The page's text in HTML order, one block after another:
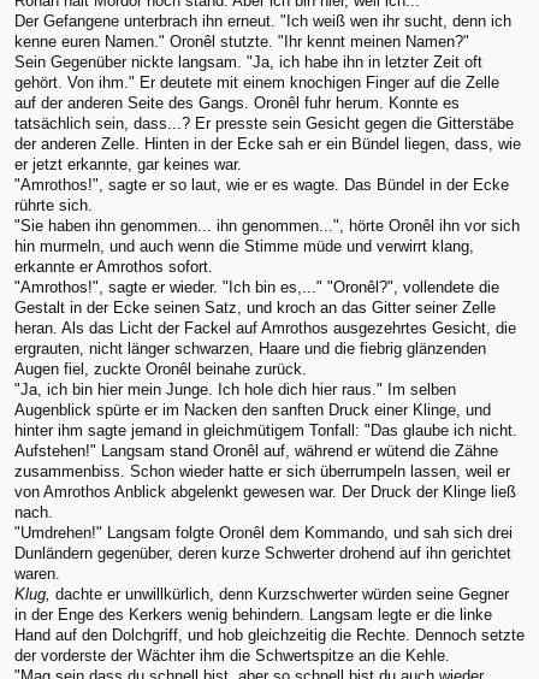
Der Gefangene unterbrach ihn erneut. "Ich weiß wen ihr sucht, denn ich
kenne euren Namen." Oronêl stutzte. "Ihr kennt meinen Namen?"
Sein Gegenüber nickte langsam. "Ja, ich habe ihn in letzter Zeit oft
gehört. Von ihm." Er deutete mit einem knochigen Finger auf die Zelle
auf der anderen Seite des Gangs. Oronêl fuhr herum. Konnte es
tatsächlich sein, dass...? Er presste sein Gesicht gegen die Gitterstäbe
der anderen Zelle. Hinten in der Ecke sah er ein Bündel liegen, dass, wie
er jetzt erkannte, gar keines war.
"Amrothos!", sagte er so laut, wie er es wagte. Das Bündel in der Ecke
rührte sich.
"Sie haben ihn genommen... ihn genommen...", hörte Oronêl ihn vor sich
hin murmeln, und auch wenn die Stimme müde und verwirrt klang,
erkannte er Amrothos sofort.
"Amrothos!", sagte er wieder. "Ich bin es,..." "Oronêl?", vollendete die
Gestalt in der Ecke seinen Satz, und kroch an das Gitter seiner Zelle
heran. Als das Licht der Fackel auf Amrothos ausgezehrtes Gesicht, die
ergrauten, nicht länger schwarzen, Haare und die fiebrig glänzenden
Augen fiel, zuckte Oronêl beinahe zurück.
"Ja, ich bin hier mein Junge. Ich hole dich hier raus." Im selben
Augenblick spürte er im Nacken den sanften Druck einer Klinge, und
hinter ihm sagte jemand in gleichmütigem Tonfall: "Das glaube ich nicht.
Aufstehen!" Langsam stand Oronêl auf, während er wütend die Zähne
zusammenbiss. Schon wieder hatte er sich überrumpeln lassen, weil er
von Amrothos Anblick abgelenkt gewesen war. Der Druck der Klinge ließ
nach.
"Umdrehen!" Langsam folgte Oronêl dem Kommando, und sah sich drei
Dunländern gegenüber, deren kurze Schwerter drohend auf ihn gerichtet
waren.
Klug, dachte er unwillkürlich, denn Kurzschwerter würden seine Gegner
in der Enge des Kerkers wenig behindern. Langsam legte er die linke
Hand auf den Dolchgriff, und hob gleichzeitig die Rechte. Dennoch setzte
der vorderste der Wächter ihm die Schwertspitze an die Kehle.